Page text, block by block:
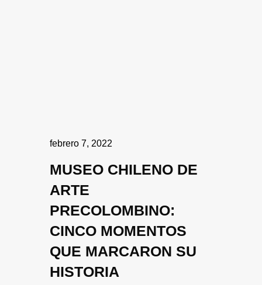
febrero 7, 2022
MUSEO CHILENO DE
ARTE
PRECOLOMBINO:
CINCO MOMENTOS
QUE MARCARON SU
HISTORIA